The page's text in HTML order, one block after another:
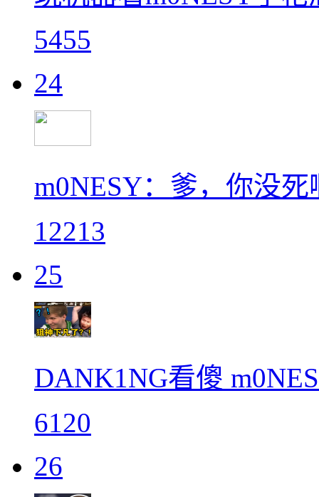
5455
24
m0NESY：爹，你没
12213
25
DANK1NG看傻
6120
26